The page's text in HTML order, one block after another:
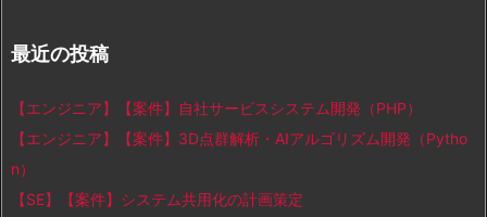
最近の投稿
【エンジニア】【案件】自社サービスシステム開発（PHP）
【エンジニア】【案件】3D点群解析・AIアルゴリズム開発（Pytho
n）
【SE】【案件】システム共用化の計画策定